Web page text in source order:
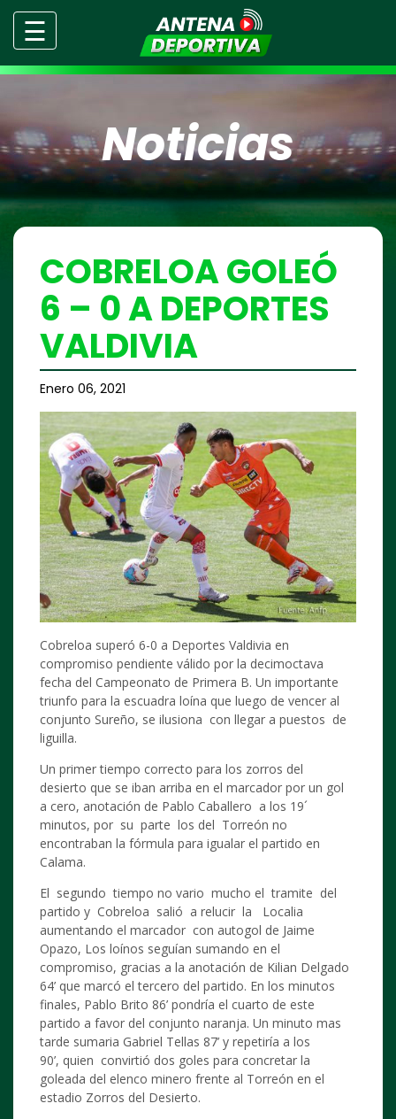
☰
Noticias
COBRELOA GOLEÓ
6 – 0 A DEPORTES
VALDIVIA
Enero 06, 2021
Cobreloa superó 6-0 a Deportes Valdivia en
compromiso pendiente válido por la decimoctava
fecha del Campeonato de Primera B. Un importante
triunfo para la escuadra loína que luego de vencer al
conjunto Sureño, se ilusiona con llegar a puestos de
liguilla.
Un primer tiempo correcto para los zorros del
desierto que se iban arriba en el marcador por un gol
a cero, anotación de Pablo Caballero a los 19´
minutos, por su parte los del Torreón no
encontraban la fórmula para igualar el partido en
Calama.
El segundo tiempo no vario mucho el tramite del
partido y Cobreloa salió a relucir la Localia
aumentando el marcador con autogol de Jaime
Opazo, Los loínos seguían sumando en el
compromiso, gracias a la anotación de Kilian Delgado
64’ que marcó el tercero del partido. En los minutos
finales, Pablo Brito 86’ pondría el cuarto de este
partido a favor del conjunto naranja. Un minuto mas
tarde sumaria Gabriel Tellas 87’ y repetiría a los
90’, quien convirtió dos goles para concretar la
goleada del elenco minero frente al Torreón en el
estadio Zorros del Desierto.